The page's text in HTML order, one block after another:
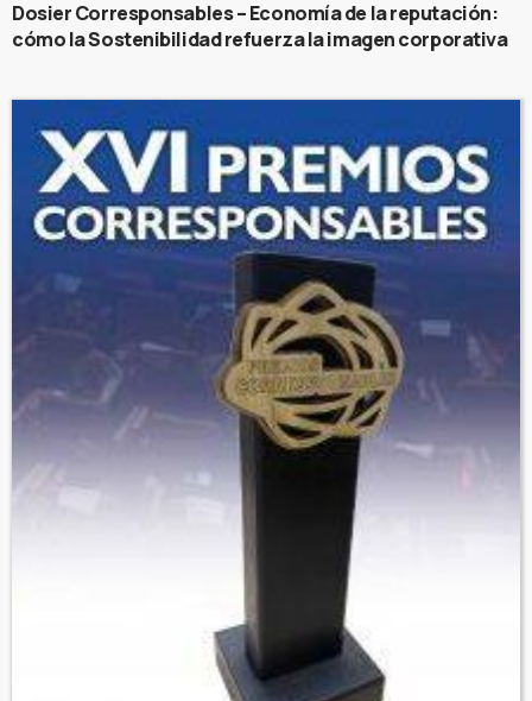
Dosier Corresponsables – Economía de la reputación:
cómo la Sostenibilidad refuerza la imagen corporativa